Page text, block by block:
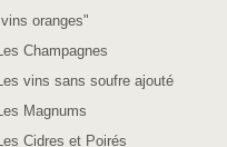
oranges"
Champagnes
vins sans soufre ajouté
Magnums
Cidres et Poirés